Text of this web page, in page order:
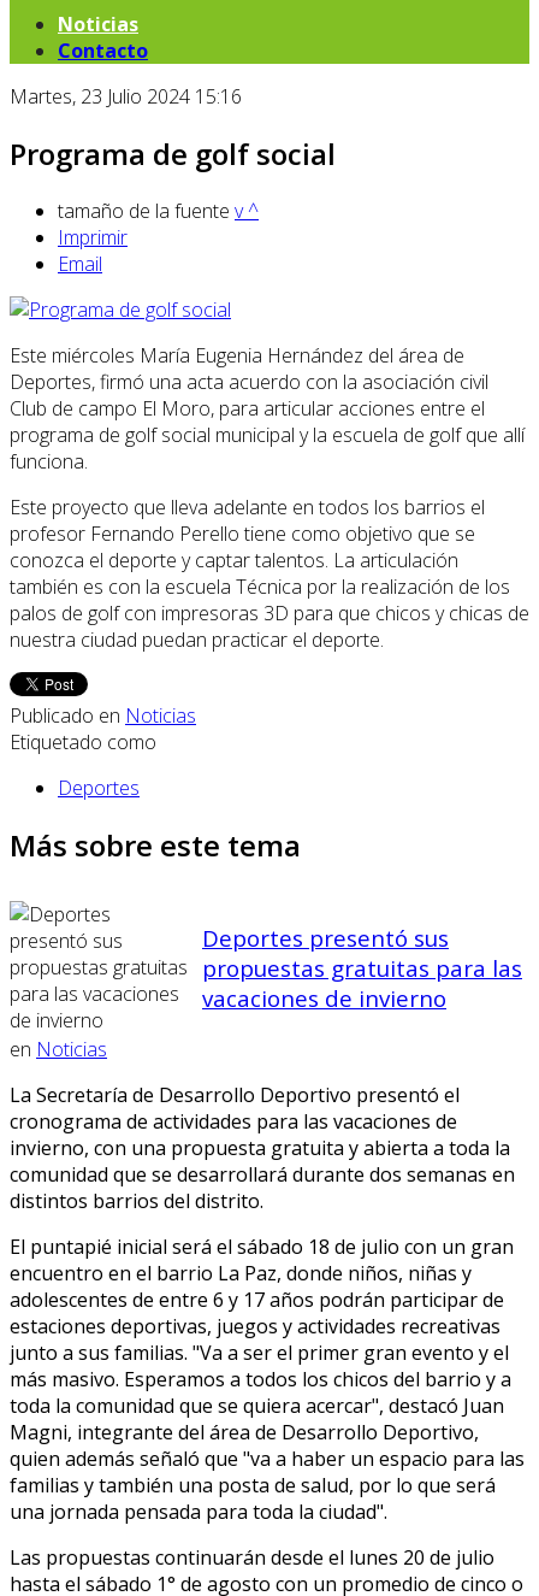
Noticias
Contacto
Martes, 23 Julio 2024 15:16
Programa de golf social
tamaño de la fuente v^
Imprimir
Email
Este miércoles María Eugenia Hernández del área de
Deportes, firmó una acta acuerdo con la asociación civil
Club de campo El Moro, para articular acciones entre el
programa de golf social municipal y la escuela de golf que allí
funciona.
Este proyecto que lleva adelante en todos los barrios el
profesor Fernando Perello tiene como objetivo que se
conozca el deporte y captar talentos. La articulación
también es con la escuela Técnica por la realización de los
palos de golf con impresoras 3D para que chicos y chicas de
nuestra ciudad puedan practicar el deporte.
Publicado en Noticias
Etiquetado como
Deportes
Más sobre este tema
Deportes presentó sus
propuestas gratuitas para las
vacaciones de invierno
en Noticias
La Secretaría de Desarrollo Deportivo presentó el
cronograma de actividades para las vacaciones de
invierno, con una propuesta gratuita y abierta a toda la
comunidad que se desarrollará durante dos semanas en
distintos barrios del distrito.
El puntapié inicial será el sábado 18 de julio con un gran
encuentro en el barrio La Paz, donde niños, niñas y
adolescentes de entre 6 y 17 años podrán participar de
estaciones deportivas, juegos y actividades recreativas
junto a sus familias. "Va a ser el primer gran evento y el
más masivo. Esperamos a todos los chicos del barrio y a
toda la comunidad que se quiera acercar", destacó Juan
Magni, integrante del área de Desarrollo Deportivo,
quien además señaló que "va a haber un espacio para las
familias y también una posta de salud, por lo que será
una jornada pensada para toda la ciudad".
Las propuestas continuarán desde el lunes 20 de julio
hasta el sábado 1° de agosto con un promedio de cinco o